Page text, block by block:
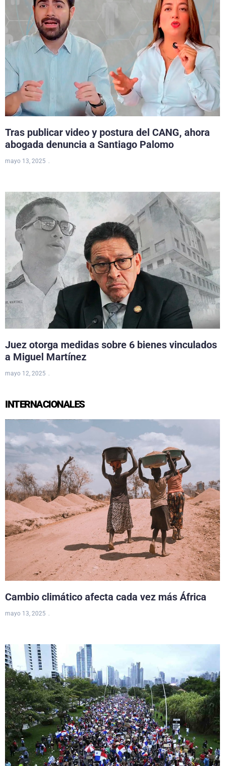
Tras publicar video y postura del CANG, ahora
abogada denuncia a Santiago Palomo
mayo 13, 2025
Juez otorga medidas sobre 6 bienes vinculados
a Miguel Martínez
mayo 12, 2025
INTERNACIONALES
Cambio climático afecta cada vez más África
mayo 13, 2025